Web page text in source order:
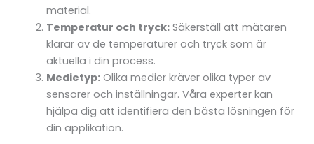
material.
Temperatur och tryck: Säkerställ att mätaren
klarar av de temperaturer och tryck som är
aktuella i din process.
Medietyp: Olika medier kräver olika typer av
sensorer och inställningar. Våra experter kan
hjälpa dig att identifiera den bästa lösningen för
din applikation.